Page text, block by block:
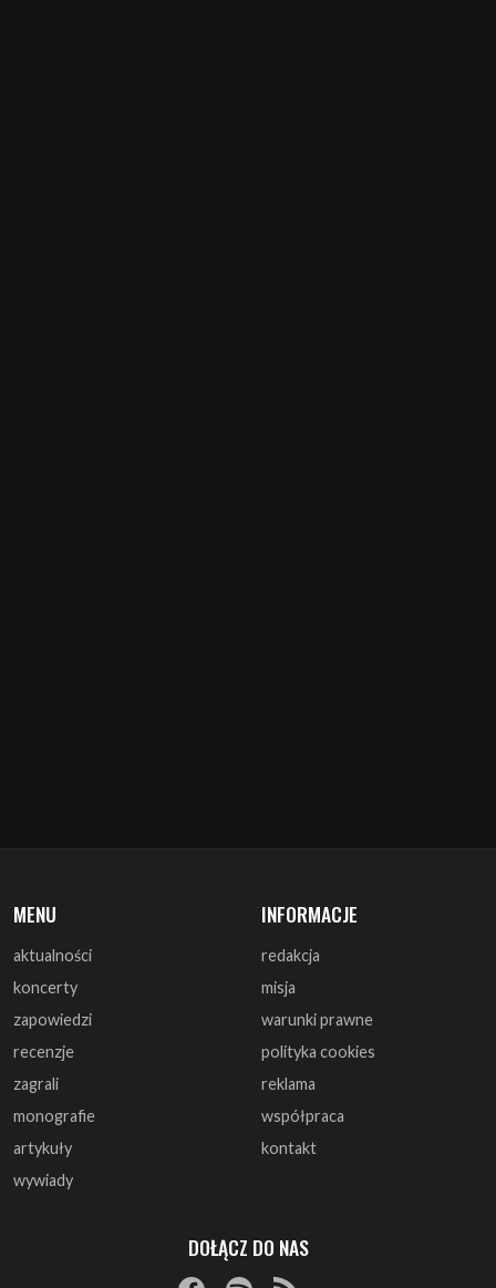
aktualności
zapowiedzi
recenzje
zagrali
monografie
artykuły
wywiady
redakcja
warunki prawne
polityka cookies
reklama
współpraca
kontakt
DOŁĄCZ DO NAS